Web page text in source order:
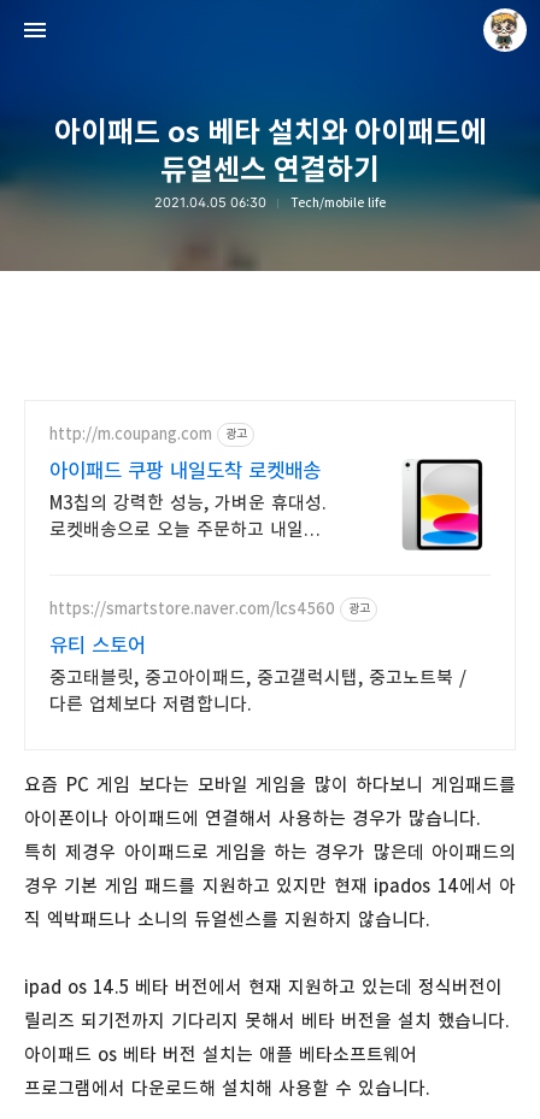
아이패드 os 베타 설치와 아이패드에
듀얼센스 연결하기
2021.04.05 06:30 Tech/mobile life
http://m.coupang.com 광고
아이패드 쿠팡 내일도착 로켓배송
M3칩의 강력한 성능, 가벼운 휴대성.
로켓배송으로 오늘 주문하고 내일
적립으로 부담 없이.
https://smartstore.naver.com/lcs4560 광고
유티 스토어
중고태블릿, 중고아이패드, 중고갤럭시탭, 중고노트북 /
다른 업체보다 저렴합니다.
요즘 PC 게임 보다는 모바일 게임을 많이 하다보니 게임패드를
아이폰이나 아이패드에 연결해서 사용하는 경우가 많습니다.
특히 제경우 아이패드로 게임을 하는 경우가 많은데 아이패드의
경우 기본 게임 패드를 지원하고 있지만 현재 ipados 14에서 아
직 엑박패드나 소니의 듀얼센스를 지원하지 않습니다.
ipad os 14.5 베타 버전에서 현재 지원하고 있는데 정식버전이
릴리즈 되기전까지 기다리지 못해서 베타 버전을 설치 했습니다.
아이패드 os 베타 버전 설치는 애플 베타소프트웨어
프로그램에서 다운로드해 설치해 사용할 수 있습니다.
Raycat : Photo and Story